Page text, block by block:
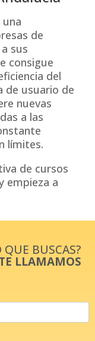
de
sus
consigue
del
de usuario de
nuevas
a las
límites.
de cursos
empieza a
QUE BUSCAS?
LLAMAMOS